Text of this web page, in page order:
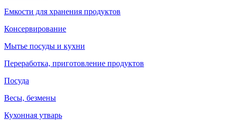
Емкости для хранения продуктов
Консервирование
Мытье посуды и кухни
Переработка, приготовление продуктов
Посуда
Весы, безмены
Кухонная утварь